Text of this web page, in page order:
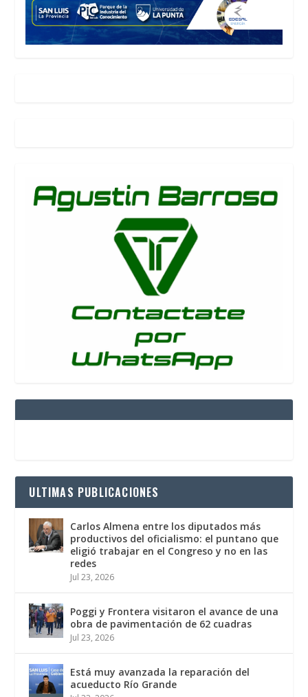
ULTIMAS PUBLICACIONES
Carlos Almena entre los diputados más
productivos del oficialismo: el puntano que
eligió trabajar en el Congreso y no en las
redes
Jul 23, 2026
Poggi y Frontera visitaron el avance de una
obra de pavimentación de 62 cuadras
Jul 23, 2026
Está muy avanzada la reparación del
acueducto Río Grande